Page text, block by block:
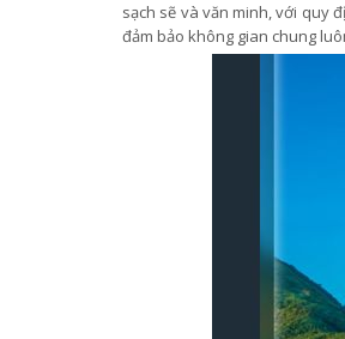
sạch sẽ và văn minh, với quy
đảm bảo không gian chung